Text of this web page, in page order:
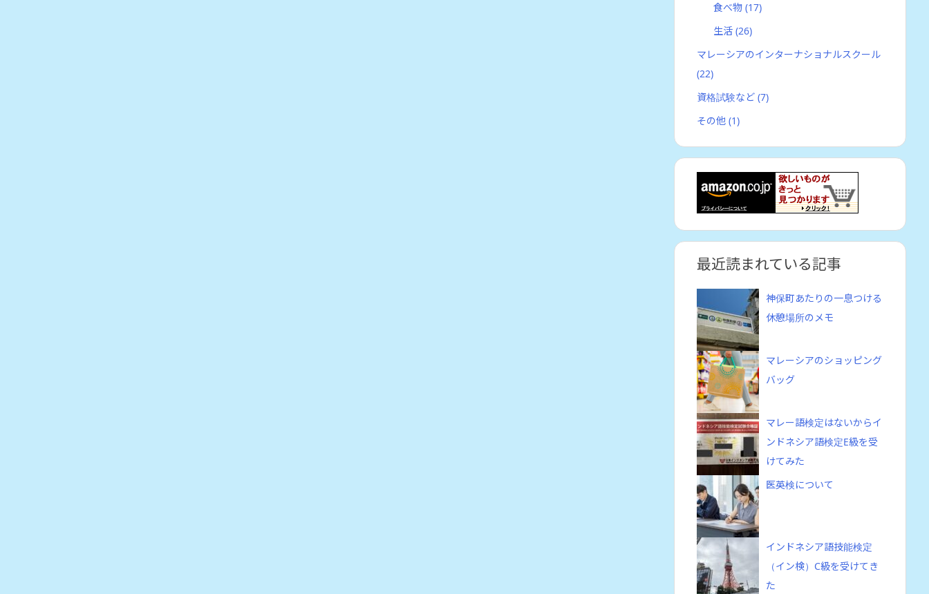
食べ物(17)
生活(26)
マレーシアのインターナショナルスクール
(22)
資格試験など (7)
その他 (1)
最近読まれている記事
神保町あたりの一息つける
休憩場所のメモ
マレーシアのショッピング
バッグ
マレー語検定はないからイ
ンドネシア語検定E級を受
けてみた
医英検について
インドネシア語技能検定
（イン検）C級を受けてき
た